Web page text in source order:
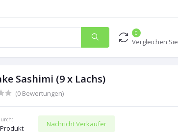
0
Vergleichen Sie
Sashimi (9 x Lachs)
(0 Bewertungen)
Nachricht Verkäufer